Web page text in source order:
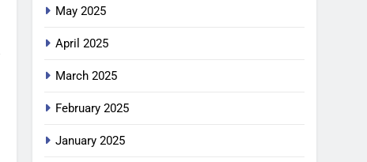
May 2025
April 2025
March 2025
February 2025
January 2025